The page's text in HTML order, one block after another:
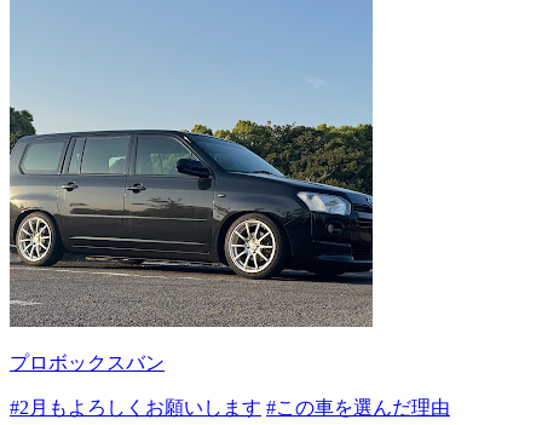
プロボックスバン
#2月もよろしくお願いします #この車を選んだ理由